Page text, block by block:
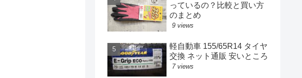
っているの？比較と買い方
のまとめ
9 views
軽自動車 155/65R14 タイヤ
交換 ネット通販 安いところ
7 views